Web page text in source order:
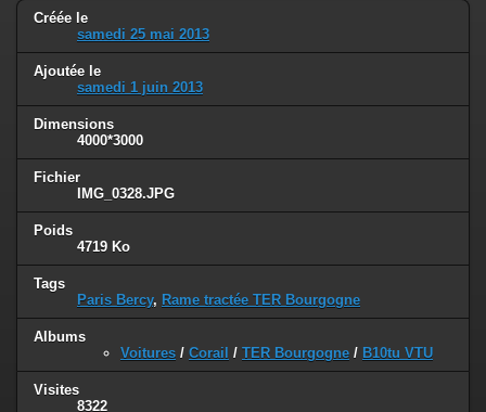
Créée le
samedi 25 mai 2013
Ajoutée le
samedi 1 juin 2013
Dimensions
4000*3000
Fichier
IMG_0328.JPG
Poids
4719 Ko
Tags
Paris Bercy, Rame tractée TER Bourgogne
Albums
Voitures / Corail / TER Bourgogne / B10tu VTU
Visites
8322